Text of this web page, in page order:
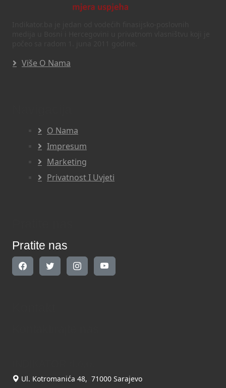
Više O Nama
O Nama
Impresum
Marketing
Privatnost I Uvjeti
Pratite nas
Ul. Kotromanića 48, 71000 Sarajevo